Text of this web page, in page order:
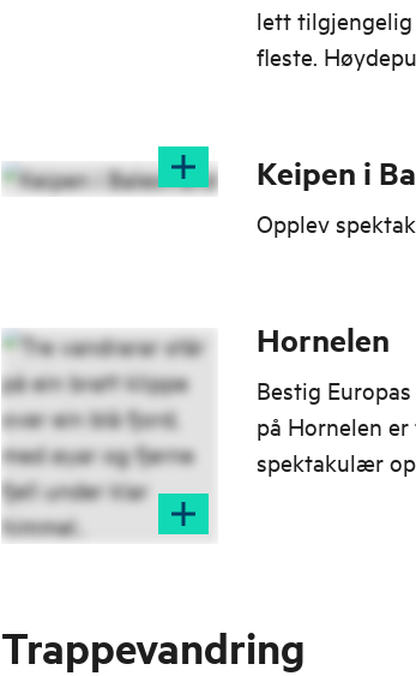
lett
fleste.
Keipen i
Opplev
Hornelen
Bestig
på Hornelen
spektakulær
Trappevandring